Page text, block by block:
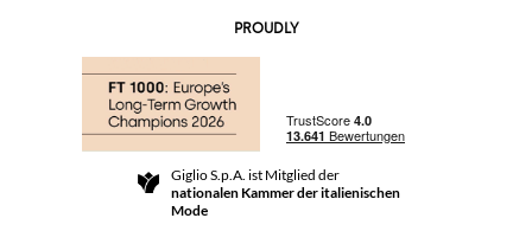
Community Store
Rückgabe und Rückerstattungen
Geschäftsbedingungen
For a safe shopping experience
PROUDLY
Giglio S.p.A. ist Mitglied der
nationalen Kammer der italienischen
Mode